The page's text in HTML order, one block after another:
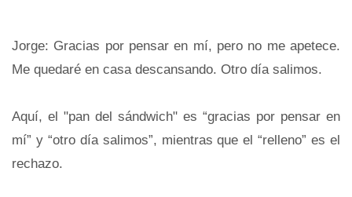
Jorge: Gracias por pensar en mí, pero no me apetece.
Me quedaré en casa descansando. Otro día salimos.
Aquí, el "pan del sándwich" es “gracias por pensar en
mí” y “otro día salimos”, mientras que el “relleno” es el
rechazo.